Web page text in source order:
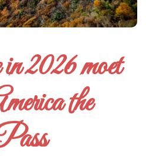
2026 moet
the